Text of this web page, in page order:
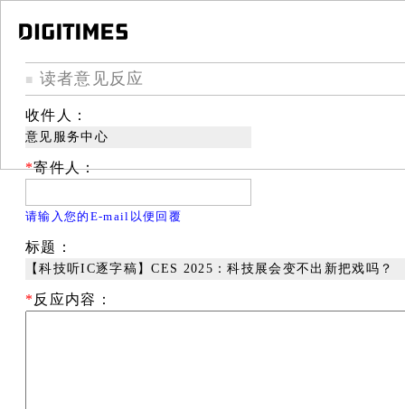
■ 读者意见反应
收件人：
意见服务中心
*寄件人：
请输入您的E-mail以便回覆
标题：
【科技听IC逐字稿】CES 2025：科技展会变不出新把戏吗？
* 反应内容：